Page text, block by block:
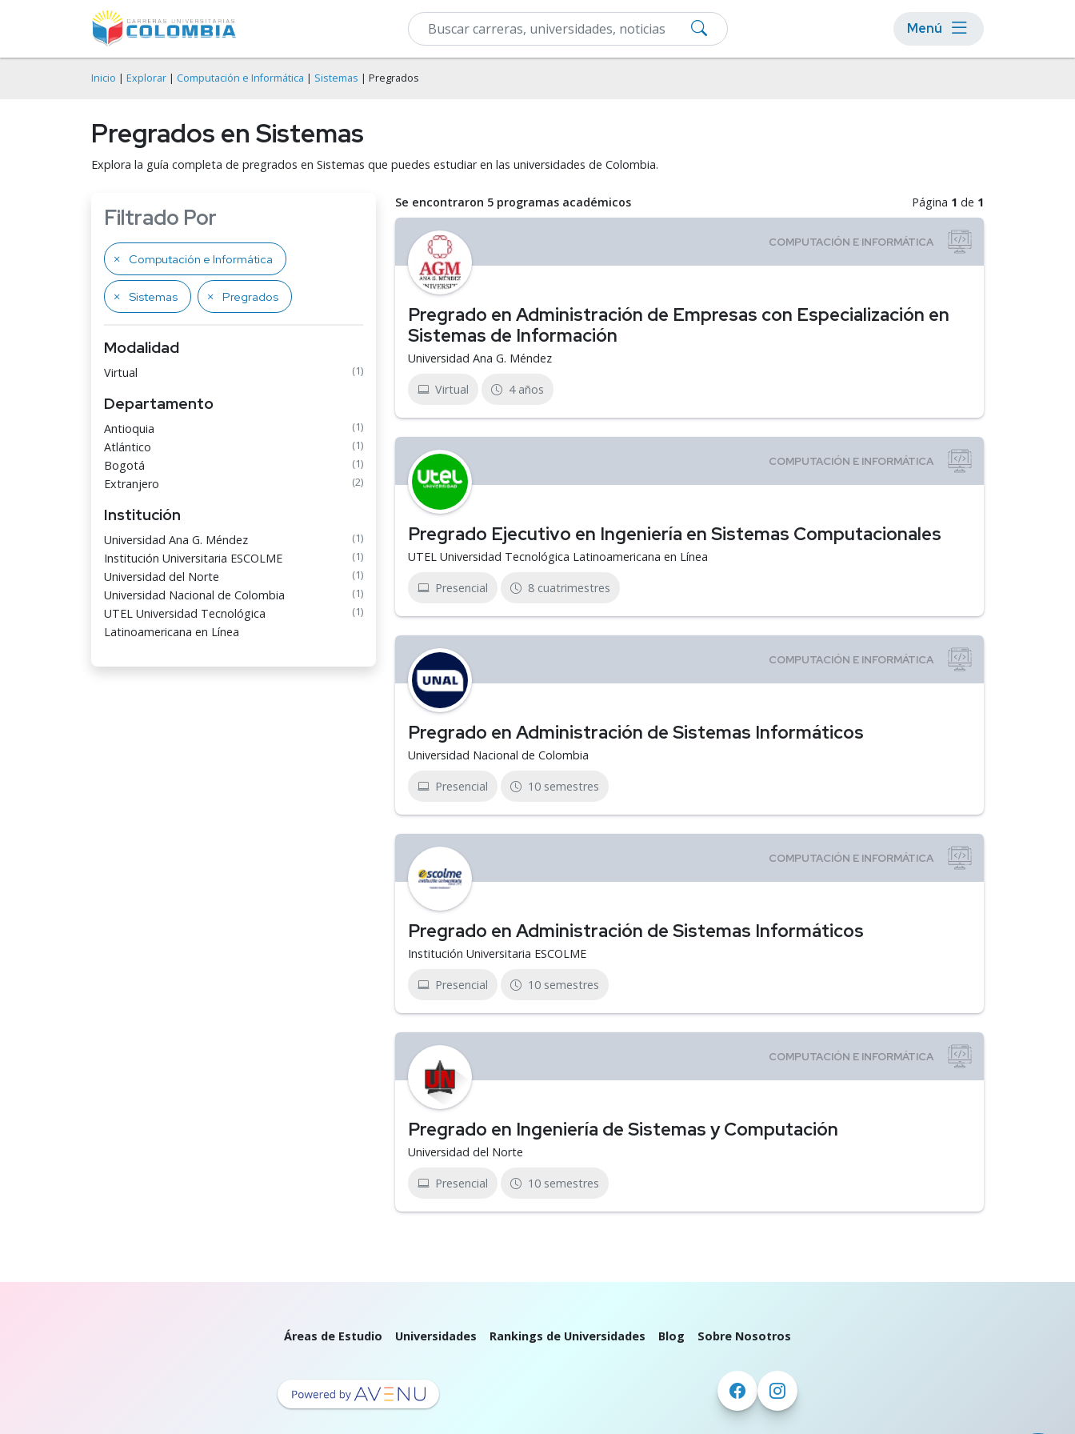
Menú
Inicio | Explorar | Computación e Informática | Sistemas | Pregrados
Pregrados en Sistemas
Explora la guía completa de pregrados en Sistemas que puedes estudiar en las universidades de Colombia.
Filtrado Por
Computación e Informática
Sistemas Pregrados
Modalidad
Virtual (1)
Departamento
Antioquia (1)
Atlántico (1)
Bogotá (1)
Extranjero (2)
Institución
Universidad Ana G. Méndez (1)
Institución Universitaria ESCOLME (1)
Universidad del Norte (1)
Universidad Nacional de Colombia (1)
UTEL Universidad Tecnológica
Latinoamericana en Línea
(1)
Se encontraron 5 programas académicos Página 1 de 1
Pregrado en Administración de Empresas con Especialización en
Sistemas de Información
Universidad Ana G. Méndez
Virtual 4 años
Pregrado Ejecutivo en Ingeniería en Sistemas Computacionales
UTEL Universidad Tecnológica Latinoamericana en Línea
Presencial 8 cuatrimestres
Pregrado en Administración de Sistemas Informáticos
Universidad Nacional de Colombia
Presencial 10 semestres
Pregrado en Administración de Sistemas Informáticos
Institución Universitaria ESCOLME
Presencial 10 semestres
Pregrado en Ingeniería de Sistemas y Computación
Universidad del Norte
Presencial 10 semestres
Áreas de Estudio Universidades Rankings de Universidades Blog Sobre Nosotros